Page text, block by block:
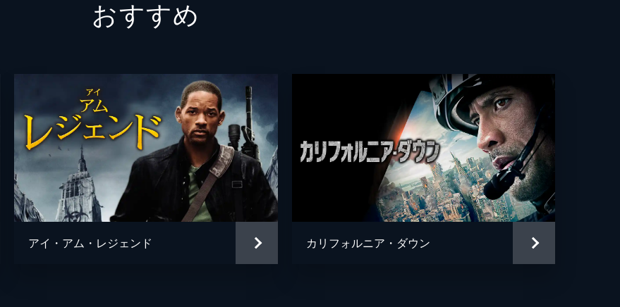
おすすめ
アイ・アム・レジェンド カリフォルニア・ダウン